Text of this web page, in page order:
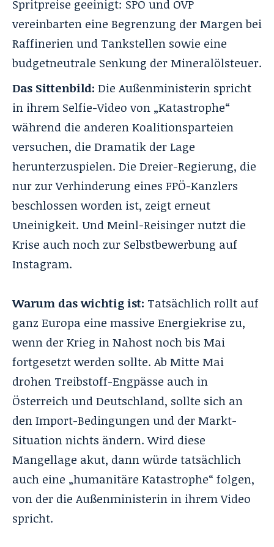
Spritpreise geeinigt: SPÖ und ÖVP
vereinbarten eine Begrenzung der Margen bei
Raffinerien und Tankstellen sowie eine
budgetneutrale Senkung der Mineralölsteuer.
Das Sittenbild: Die Außenministerin spricht
in ihrem Selfie-Video von „Katastrophe“
während die anderen Koalitionsparteien
versuchen, die Dramatik der Lage
herunterzuspielen. Die Dreier-Regierung, die
nur zur Verhinderung eines FPÖ-Kanzlers
beschlossen worden ist, zeigt erneut
Uneinigkeit. Und Meinl-Reisinger nutzt die
Krise auch noch zur Selbstbewerbung auf
Instagram.
Warum das wichtig ist: Tatsächlich rollt auf
ganz Europa eine massive Energiekrise zu,
wenn der Krieg in Nahost noch bis Mai
fortgesetzt werden sollte. Ab Mitte Mai
drohen Treibstoff-Engpässe auch in
Österreich und Deutschland, sollte sich an
den Import-Bedingungen und der Markt-
Situation nichts ändern. Wird diese
Mangellage akut, dann würde tatsächlich
auch eine „humanitäre Katastrophe“ folgen,
von der die Außenministerin in ihrem Video
spricht.